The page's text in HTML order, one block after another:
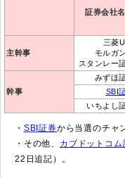
証券会社名
主幹事
三菱
モルガ
スタンレー
幹事
みずほ
SBI
いちよし
・ SBI証券から当選のチャ
・その他、 カブドットコム
22日追記）。